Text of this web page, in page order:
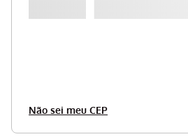
Não sei meu CEP